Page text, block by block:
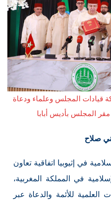
المجلس وعلماء ودعاة
المجلس بأديس أبابا
صلاح
في إثيوبيا اتفاقية تعاون
في المملكة المغربية،
للأئمة والدعاة عبر